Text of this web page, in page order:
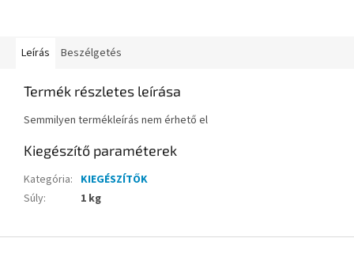
Leírás Beszélgetés
Termék részletes leírása
Semmilyen termékleírás nem érhető el
Kiegészítő paraméterek
Kategória: KIEGÉSZÍTŐK
Súly: 1 kg